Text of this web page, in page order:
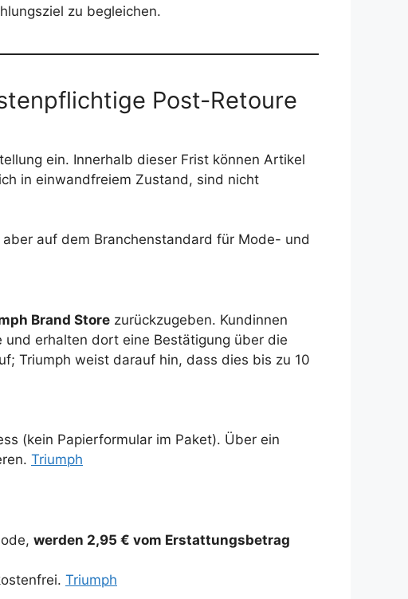
zu begleichen.
Post-Retoure
ein. Innerhalb dieser Frist können Artikel
in einwandfreiem Zustand, sind nicht
auf dem Branchenstandard für Mode- und
Brand Store zurückzugeben. Kundinnen
erhalten dort eine Bestätigung über die
Triumph weist darauf hin, dass dies bis zu 10
(kein Papierformular im Paket). Über ein
Triumph
werden 2,95 € vom Erstattungsbetrag
Triumph